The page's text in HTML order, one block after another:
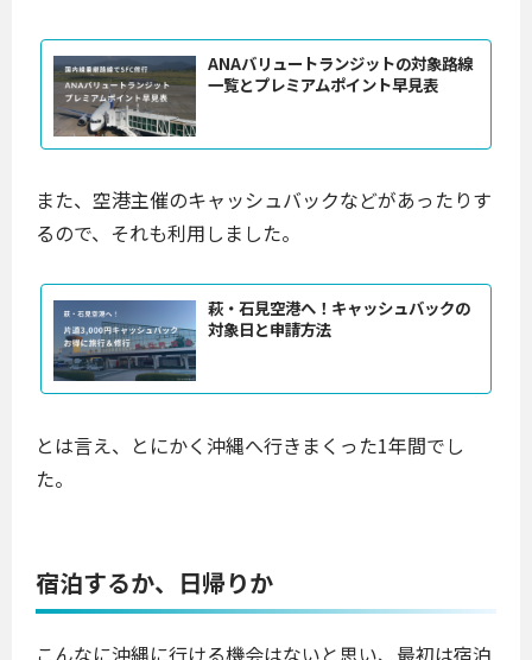
ANAバリュートランジットの対象路線
一覧とプレミアムポイント早見表
また、空港主催のキャッシュバックなどがあったりす
るので、それも利用しました。
萩・石見空港へ！キャッシュバックの
対象日と申請方法
とは言え、とにかく沖縄へ行きまくった1年間でし
た。
宿泊するか、日帰りか
こんなに沖縄に行ける機会はないと思い、最初は宿泊